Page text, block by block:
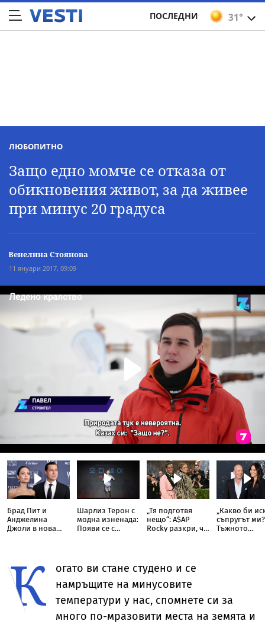
31°
ПОСЛЕДНИ
ЛЮБОПИТНО
Защо едно момче се отказа от
обикновения живот, за да живее
при минус 20 градуса
Венелина Стоянова
11 януари 2017, 09:09
Брад Пит и
Анджелина
Джоли в нова
Шарлиз Терон с
модна изненада:
Появи се с
„Тя подготвя
нещо“: A$AP
Rocky разкри, че
„Какво би
съпругът
Тъжното
К
огато ви стане студено и се
намръщите на минусовите
температури у нас, спомнете си за
много по-мразовити места на земята и